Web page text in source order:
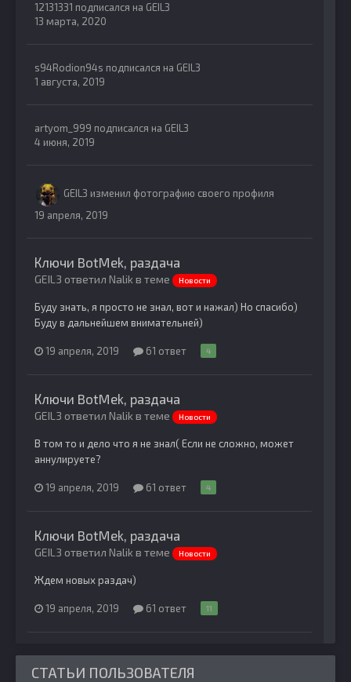
12131331 подписался на GEIL3
13 марта, 2020
s94Rodion94s подписался на GEIL3
1 августа, 2019
artyom_999 подписался на GEIL3
4 июня, 2019
GEIL3 изменил фотографию своего профиля
19 апреля, 2019
Ключи BotMek, раздача
GEIL3 ответил Nalik в теме Новости
Буду знать, я просто не знал, вот и нажал) Но спасибо)
Буду в дальнейшем внимательней)
19 апреля, 2019 61 ответ 4
Ключи BotMek, раздача
GEIL3 ответил Nalik в теме Новости
В том то и дело что я не знал( Если не сложно, может
аннулируете?
19 апреля, 2019 61 ответ 4
Ключи BotMek, раздача
GEIL3 ответил Nalik в теме Новости
Ждем новых раздач)
19 апреля, 2019 61 ответ 11
СТАТЬИ ПОЛЬЗОВАТЕЛЯ